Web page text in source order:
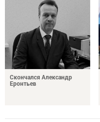
Скончался Александр
Еронтьев